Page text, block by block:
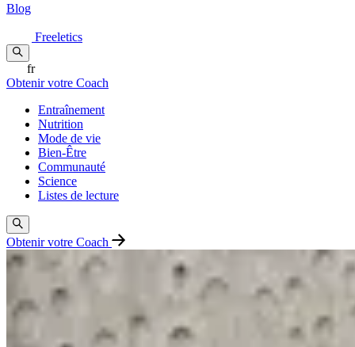
Blog
Freeletics
fr
Obtenir votre Coach
Entraînement
Nutrition
Mode de vie
Bien-Être
Communauté
Science
Listes de lecture
Obtenir votre Coach